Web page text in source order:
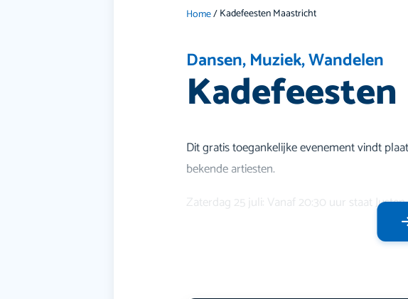
Home/Kadefeesten Maastricht
Dansen,Muziek,Wandelen
Dit gratis toegankelijke evenement vindt
bekende artiesten.
Zaterdag 25 juli: Vanaf 20:30 uur staat